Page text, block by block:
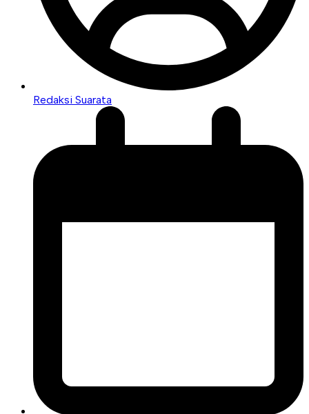
Redaksi Suarata